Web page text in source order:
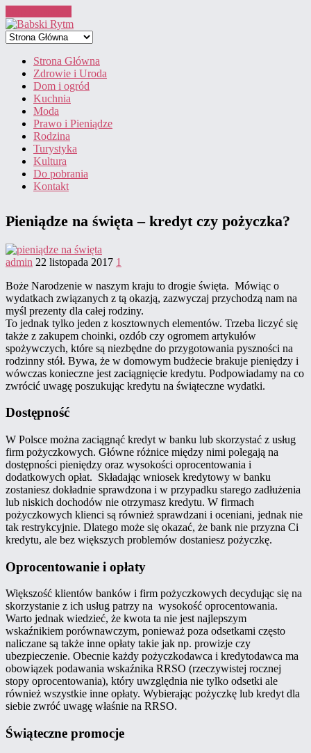
Strona Główna
Zdrowie i Uroda
Dom i ogród
Kuchnia
Moda
Prawo i Pieniądze
Rodzina
Turystyka
Kultura
Do pobrania
Kontakt
Pieniądze na święta – kredyt czy pożyczka?
admin 22 listopada 2017 1
Boże Narodzenie w naszym kraju to drogie święta. Mówiąc o
wydatkach związanych z tą okazją, zazwyczaj przychodzą nam na
myśl prezenty dla całej rodziny.
To jednak tylko jeden z kosztownych elementów. Trzeba liczyć się
także z zakupem choinki, ozdób czy ogromem artykułów
spożywczych, które są niezbędne do przygotowania pyszności na
rodzinny stół. Bywa, że w domowym budżecie brakuje pieniędzy i
wówczas konieczne jest zaciągnięcie kredytu. Podpowiadamy na co
zwrócić uwagę poszukując kredytu na świąteczne wydatki.
Dostępność
W Polsce można zaciągnąć kredyt w banku lub skorzystać z usług
firm pożyczkowych. Główne różnice między nimi polegają na
dostępności pieniędzy oraz wysokości oprocentowania i
dodatkowych opłat. Składając wniosek kredytowy w banku
zostaniesz dokładnie sprawdzona i w przypadku starego zadłużenia
lub niskich dochodów nie otrzymasz kredytu. W firmach
pożyczkowych klienci są również sprawdzani i oceniani, jednak nie
tak restrykcyjnie. Dlatego może się okazać, że bank nie przyzna Ci
kredytu, ale bez większych problemów dostaniesz pożyczkę.
Oprocentowanie i opłaty
Większość klientów banków i firm pożyczkowych decydując się na
skorzystanie z ich usług patrzy na wysokość oprocentowania.
Warto jednak wiedzieć, że kwota ta nie jest najlepszym
wskaźnikiem porównawczym, ponieważ poza odsetkami często
naliczane są także inne opłaty takie jak np. prowizje czy
ubezpieczenie. Obecnie każdy pożyczkodawca i kredytodawca ma
obowiązek podawania wskaźnika RRSO (rzeczywistej rocznej
stopy oprocentowania), który uwzględnia nie tylko odsetki ale
również wszystkie inne opłaty. Wybierając pożyczkę lub kredyt dla
siebie zwróć uwagę właśnie na RRSO.
Świąteczne promocje